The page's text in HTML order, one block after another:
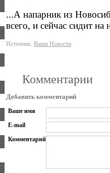
...А напарник из
всего, и сейчас сидит на
Источник:Ваши Новости
Комментарии
Добавить комментарий
Ваше имя
E-mail
Комментарий